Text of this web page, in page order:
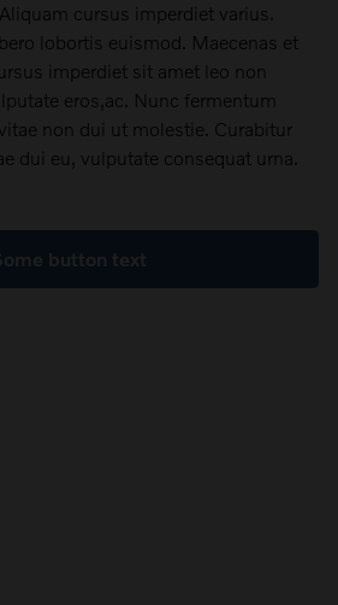
cursus imperdiet varius.
lobortis euismod. Maecenas et
imperdiet sit amet leo non
eros,ac. Nunc fermentum
non dui ut molestie. Curabitur
dui eu, vulputate consequat urna.
button text